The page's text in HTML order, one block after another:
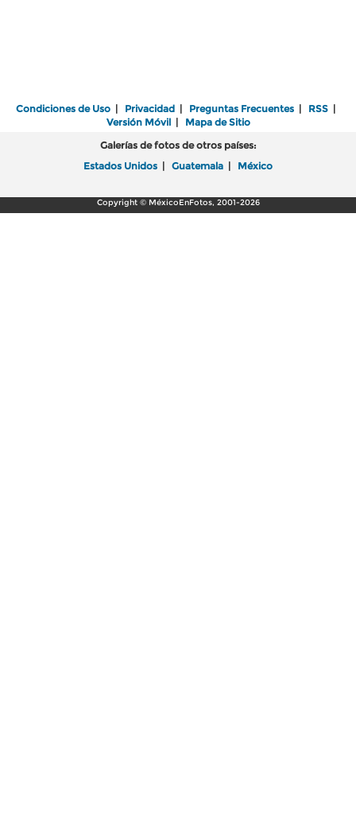
Condiciones de Uso | Privacidad | Preguntas Frecuentes | RSS |
Versión Móvil| Mapa de Sitio
Galerías de fotos de otros países:
Estados Unidos | Guatemala | México
Copyright © MéxicoEnFotos, 2001-2026